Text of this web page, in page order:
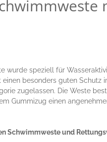
wurde speziell für
besonders guten Schutz
zugelassen. Die Weste
Gummizug einen
Schwimmweste und